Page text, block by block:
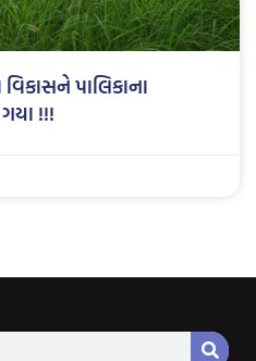
પાલિકાના
!!!